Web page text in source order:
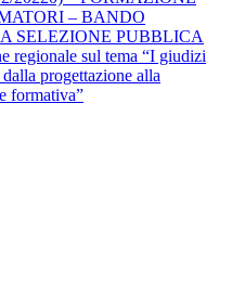
– BANDO
SELEZIONE PUBBLICA
regionale sul tema “I giudizi
progettazione alla
formativa”